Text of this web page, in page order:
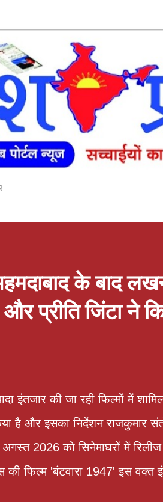
के बाद
प्रीति जिंटा ने
इंतजार की जा रही फिल्मों में
है और इसका निर्देशन राजकुमार
अगस्त 2026 को सिनेमाघरों में
फिल्म 'बंटवारा 1947' इस वक्त